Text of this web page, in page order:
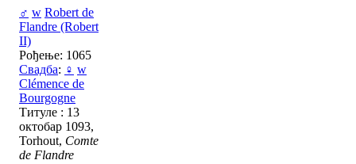
♂ w Robert de
Flandre (Robert
II)
Рођење: 1065
Свадба: ♀ w
Clémence de
Bourgogne
Титуле : 13
октобар 1093,
Torhout, Comte
de Flandre